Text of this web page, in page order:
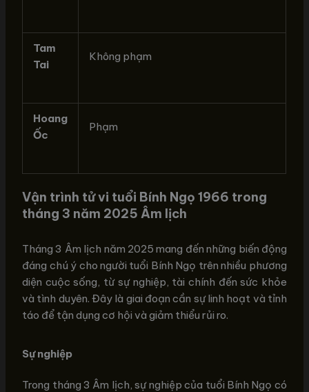
Tam
Tai
Không phạm
Hoang
Ốc
Phạm
Vận trình tử vi tuổi Bính Ngọ 1966 trong
tháng 3 năm 2025 Âm lịch
Tháng 3 Âm lịch năm 2025 mang đến những biến động
đáng chú ý cho người tuổi Bính Ngọ trên nhiều phương
diện cuộc sống, từ sự nghiệp, tài chính đến sức khỏe
và tình duyên. Đây là giai đoạn cần sự linh hoạt và tỉnh
táo để tận dụng cơ hội và giảm thiểu rủi ro.
Sự nghiệp
Trong tháng 3 Âm lịch, sự nghiệp của tuổi Bính Ngọ có